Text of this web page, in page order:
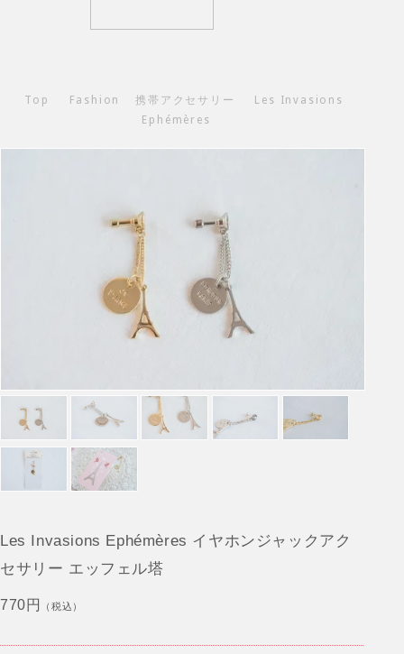
Top Fashion 携帯アクセサリー
Les Invasions
Ephémères
Les Invasions Ephémères イヤホンジャックアク
セサリー エッフェル塔
770円 （税込）